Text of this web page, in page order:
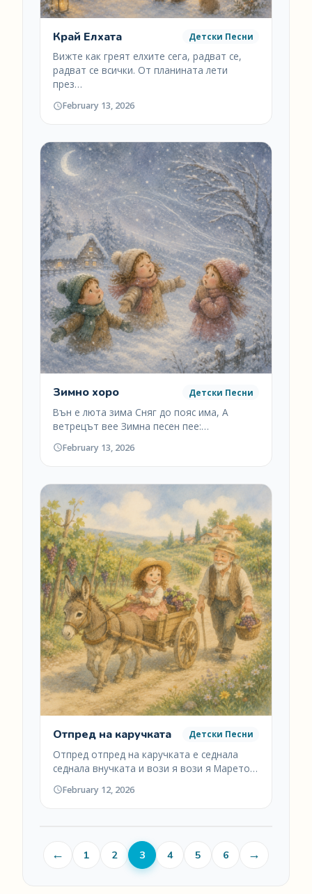
Край Елхата Детски Песни
Вижте как греят елхите сега, радват се,
радват се всички. От планината лети
през…
February 13, 2026
Зимно хоро Детски Песни
Вън е люта зима Сняг до пояс има, А
ветрецът вее Зимна песен пее:…
February 13, 2026
Отпред на каручката Детски Песни
Отпред отпред на каручката е седнала
седнала внучката и вози я вози я Марето…
February 12, 2026
← 1 2 3 4 5 6 →